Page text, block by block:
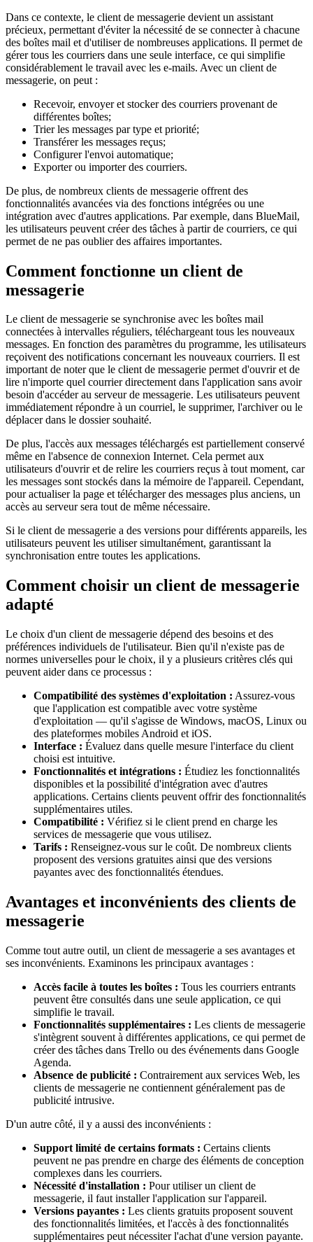
Dans ce contexte, le client de messagerie devient un assistant
précieux, permettant d'éviter la nécessité de se connecter à chacune
des boîtes mail et d'utiliser de nombreuses applications. Il permet de
gérer tous les courriers dans une seule interface, ce qui simplifie
considérablement le travail avec les e-mails. Avec un client de
messagerie, on peut :
Recevoir, envoyer et stocker des courriers provenant de
différentes boîtes;
Trier les messages par type et priorité;
Transférer les messages reçus;
Configurer l'envoi automatique;
Exporter ou importer des courriers.
De plus, de nombreux clients de messagerie offrent des
fonctionnalités avancées via des fonctions intégrées ou une
intégration avec d'autres applications. Par exemple, dans BlueMail,
les utilisateurs peuvent créer des tâches à partir de courriers, ce qui
permet de ne pas oublier des affaires importantes.
Comment fonctionne un client de
messagerie
Le client de messagerie se synchronise avec les boîtes mail
connectées à intervalles réguliers, téléchargeant tous les nouveaux
messages. En fonction des paramètres du programme, les utilisateurs
reçoivent des notifications concernant les nouveaux courriers. Il est
important de noter que le client de messagerie permet d'ouvrir et de
lire n'importe quel courrier directement dans l'application sans avoir
besoin d'accéder au serveur de messagerie. Les utilisateurs peuvent
immédiatement répondre à un courriel, le supprimer, l'archiver ou le
déplacer dans le dossier souhaité.
De plus, l'accès aux messages téléchargés est partiellement conservé
même en l'absence de connexion Internet. Cela permet aux
utilisateurs d'ouvrir et de relire les courriers reçus à tout moment, car
les messages sont stockés dans la mémoire de l'appareil. Cependant,
pour actualiser la page et télécharger des messages plus anciens, un
accès au serveur sera tout de même nécessaire.
Si le client de messagerie a des versions pour différents appareils, les
utilisateurs peuvent les utiliser simultanément, garantissant la
synchronisation entre toutes les applications.
Comment choisir un client de messagerie
adapté
Le choix d'un client de messagerie dépend des besoins et des
préférences individuels de l'utilisateur. Bien qu'il n'existe pas de
normes universelles pour le choix, il y a plusieurs critères clés qui
peuvent aider dans ce processus :
Compatibilité des systèmes d'exploitation : Assurez-vous
que l'application est compatible avec votre système
d'exploitation — qu'il s'agisse de Windows, macOS, Linux ou
des plateformes mobiles Android et iOS.
Interface : Évaluez dans quelle mesure l'interface du client
choisi est intuitive.
Fonctionnalités et intégrations : Étudiez les fonctionnalités
disponibles et la possibilité d'intégration avec d'autres
applications. Certains clients peuvent offrir des fonctionnalités
supplémentaires utiles.
Compatibilité : Vérifiez si le client prend en charge les
services de messagerie que vous utilisez.
Tarifs : Renseignez-vous sur le coût. De nombreux clients
proposent des versions gratuites ainsi que des versions
payantes avec des fonctionnalités étendues.
Avantages et inconvénients des clients de
messagerie
Comme tout autre outil, un client de messagerie a ses avantages et
ses inconvénients. Examinons les principaux avantages :
Accès facile à toutes les boîtes : Tous les courriers entrants
peuvent être consultés dans une seule application, ce qui
simplifie le travail.
Fonctionnalités supplémentaires : Les clients de messagerie
s'intègrent souvent à différentes applications, ce qui permet de
créer des tâches dans Trello ou des événements dans Google
Agenda.
Absence de publicité : Contrairement aux services Web, les
clients de messagerie ne contiennent généralement pas de
publicité intrusive.
D'un autre côté, il y a aussi des inconvénients :
Support limité de certains formats : Certains clients
peuvent ne pas prendre en charge des éléments de conception
complexes dans les courriers.
Nécessité d'installation : Pour utiliser un client de
messagerie, il faut installer l'application sur l'appareil.
Versions payantes : Les clients gratuits proposent souvent
des fonctionnalités limitées, et l'accès à des fonctionnalités
supplémentaires peut nécessiter l'achat d'une version payante.